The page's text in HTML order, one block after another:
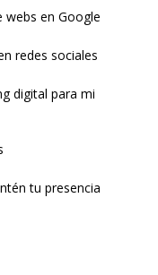
webs en Google
redes sociales
digital para mi
tu presencia